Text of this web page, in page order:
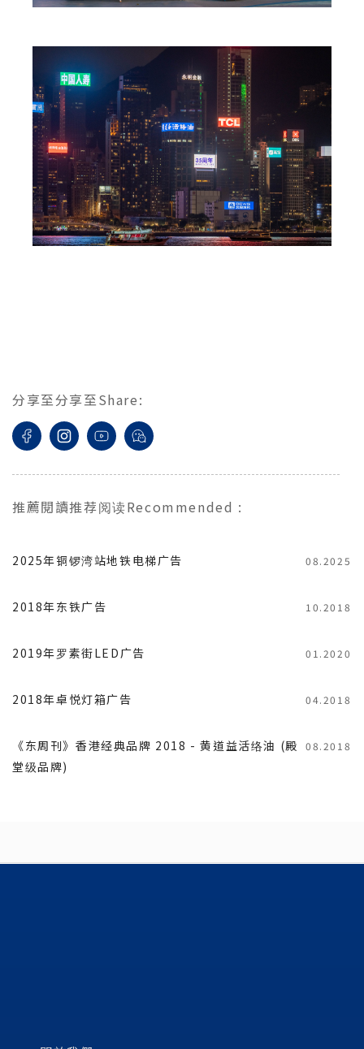
分享至分享至Share:
推薦閱讀推荐阅读Recommended :
2025年铜锣湾站地铁电梯广告 08.2025
2018年东铁广告 10.2018
2019年罗素街LED广告 01.2020
2018年卓悦灯箱广告 04.2018
《东周刊》香港经典品牌 2018 - 黄道益活络油 (殿
堂级品牌)
08.2018